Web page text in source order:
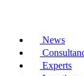
News
Experts